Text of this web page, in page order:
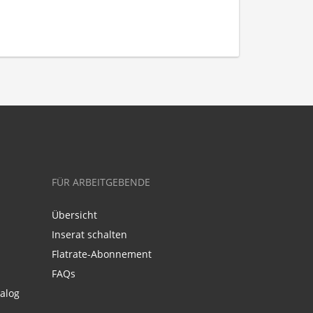
FÜR ARBEITGEBENDE
Übersicht
Inserat schalten
Flatrate-Abonnement
FAQs